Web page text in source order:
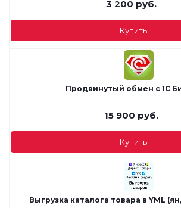
3 200 руб.
Купить
Продвинутый обмен с 1С
15 900 руб.
Купить
Выгрузка каталога товара в YML